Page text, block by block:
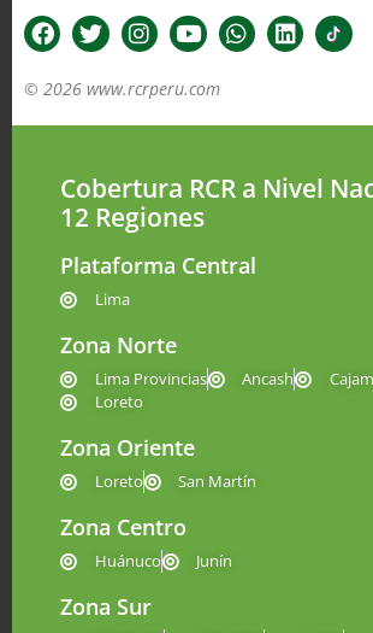
© 2026 www.rcrperu.com
Cobertura RCR a Nivel
12 Regiones
Plataforma Central
Lima
Zona Norte
Lima Provincias Ancash
Loreto
Zona Oriente
Loreto San Martín
Zona Centro
Huánuco Junín
Zona Sur